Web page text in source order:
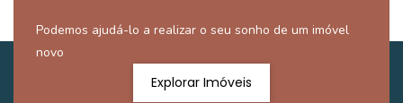
Podemos ajudá-lo a realizar o seu sonho de um imóvel
novo
Explorar Imóveis